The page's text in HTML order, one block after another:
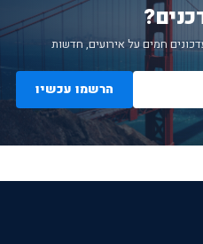
חמים על אירועים, חדשות
הרשמו עכשיו